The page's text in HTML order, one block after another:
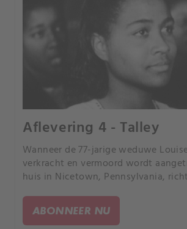
Aflevering 4 - Talley
Wanneer de 77-jarige weduwe
verkracht en vermoord wordt
huis in Nicetown, Pennsylvania,
Anthony Wright voor de brute
ABONNEER NU